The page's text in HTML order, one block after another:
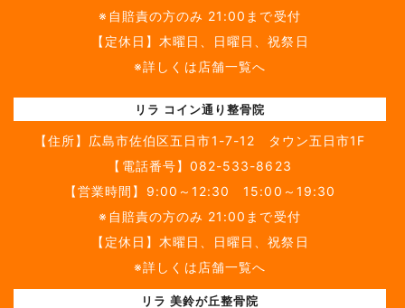
※自賠責の方のみ 21:00まで受付
【定休日】木曜日、日曜日、祝祭日
※詳しくは店舗一覧へ
リラ コイン通り整骨院
【住所】 広島市佐伯区五日市1-7-12 タウン五日市1F
【電話番号】 082-533-8623
【営業時間】9:00～12:30 15:00～19:30
※自賠責の方のみ 21:00まで受付
【定休日】木曜日、日曜日、祝祭日
※詳しくは店舗一覧へ
リラ 美鈴が丘整骨院